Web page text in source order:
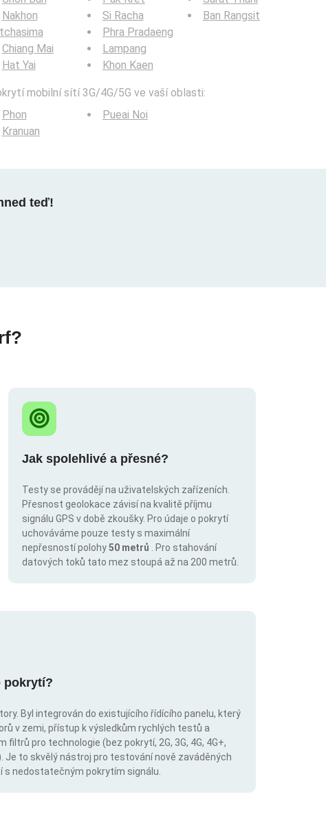
Nakhon
Chiang Mai
Hat Yai
Si Racha
Phra Pradaeng
Lampang
Khon Kaen
Ban Rangsit
mobilní sítí 3G/4G/5G ve vaší oblasti:
Phon
Kranuan
Pueai Noi
teď!
Jak spolehlivé a přesné?
Testy se provádějí na uživatelských zařízeních.
Přesnost geolokace závisí na kvalitě příjmu
signálu GPS v době zkoušky. Pro údaje o pokrytí
uchováváme pouze testy s maximální
nepřesností polohy50 metrů
. Pro stahování
datových toků tato mez stoupá až na 200 metrů.
pokrytí?
Byl integrován do existujícího řídícího panelu, který
v zemi, přístup k výsledkům rychlých testů a
pro technologie (bez pokrytí, 2G, 3G, 4G, 4G+,
Je to skvělý nástroj pro testování nově zaváděných
s nedostatečným pokrytím signálu.